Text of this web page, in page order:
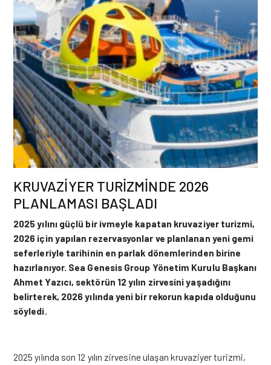
KRUVAZİYER TURİZMİNDE 2026
PLANLAMASI BAŞLADI
2025 yılını güçlü bir ivmeyle kapatan kruvaziyer turizmi,
2026 için yapılan rezervasyonlar ve planlanan yeni gemi
seferleriyle tarihinin en parlak dönemlerinden birine
hazırlanıyor. Sea Genesis Group Yönetim Kurulu Başkanı
Ahmet Yazıcı, sektörün 12 yılın zirvesini yaşadığını
belirterek, 2026 yılında yeni bir rekorun kapıda olduğunu
söyledi.
2025 yılında son 12 yılın zirvesine ulaşankruvaziyerturizmi,